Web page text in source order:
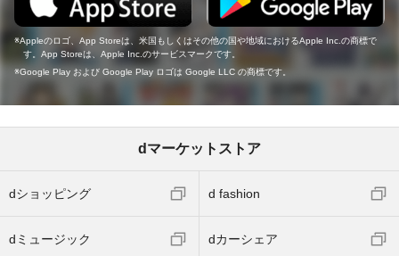
Appleのロゴ、App Storeは、米国もしくはその他の国や地域におけるApple Inc.の商標で
す。App Storeは、Apple Inc.のサービスマークです。
Google Play および Google Play ロゴは Google LLC の商標です。
dマーケットストア
dショッピング d fashion
dミュージック dカーシェア